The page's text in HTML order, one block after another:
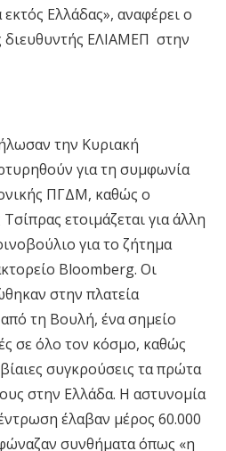
Ελλάδας», αναφέρει ο
διευθυντής ΕΛΙΑΜΕΠ στην
την Κυριακή
για τη συμφωνία
ΠΓΔΜ, καθώς ο
ετοιμάζεται για άλλη
για το ζήτημα
Bloomberg. Οι
στην πλατεία
τη Βουλή, ένα σημείο
σε όλο τον κόσμο, καθώς
συγκρούσεις τα πρώτα
στην Ελλάδα. Η αστυνομία
έλαβαν μέρος 60.000
συνθήματα όπως «η